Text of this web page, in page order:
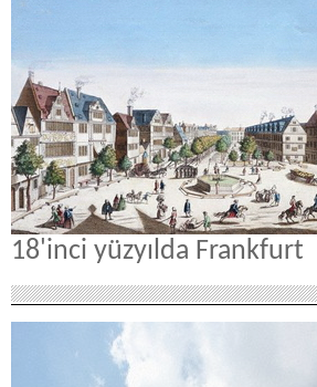
18'inci yüzyılda Frankfurt